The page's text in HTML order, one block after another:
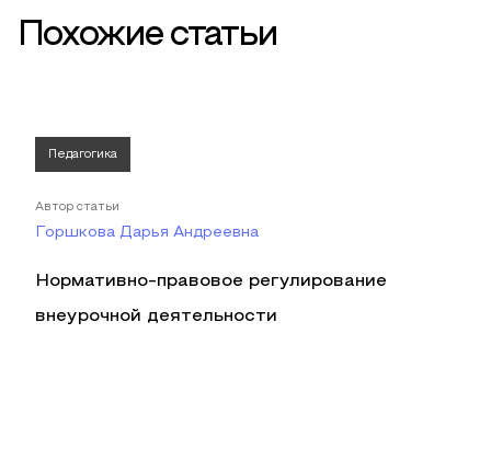
Похожие статьи
Педагогика
Автор статьи
Горшкова Дарья Андреевна
Нормативно-правовое регулирование
внеурочной деятельности